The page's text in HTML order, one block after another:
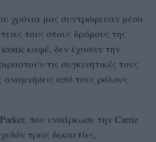
χρόνια μας συντρόφευαν μέσα
τους στους δρόμους της
καφέ, δεν έχασαν την
τις συγκινητικές τους
αναμνήσεις από τους ρόλους
Parker, που ενσάρκωσε την Carrie
τρεις δεκαετίες,